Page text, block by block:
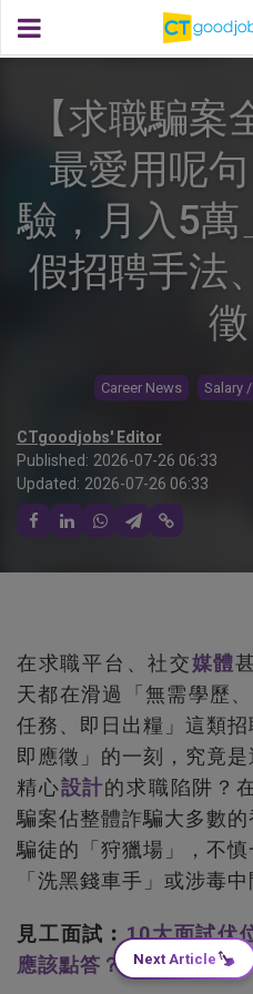
【求職騙
最愛用呢
驗，月入5萬
假招聘手法
徵
Career News Salary
CTgoodjobs' Editor
Published: 2026-07-26 06:33
Updated: 2026-07-26 06:33
在求職平台、社交媒體
天都在滑過「無需學歷
任務、即日出糧」這類招
即應徵」的一刻，究竟
精心設計的求職陷阱？
騙案佔整體詐騙大多數
騙徒的「狩獵場」，不
「洗黑錢車手」或涉毒中
見工面試︰10大面試伏
應該點答？
Next Article